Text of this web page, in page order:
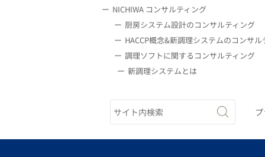
NICHIWA コンサルティング
厨房システム設計のコンサルティング
HACCP概念&新調理システムのコンサル
調理ソフトに関するコンサルティング
新調理システムとは